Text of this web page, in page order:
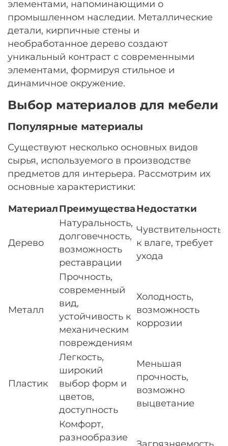
элементами, напоминающими о
промышленном наследии. Металлические
детали, кирпичные стены и
необработанное дерево создают
уникальный контраст с современными
элементами, формируя стильное и
динамичное окружение.
Выбор материалов для мебели
Популярные материалы
Существуют несколько основных видов
сырья, используемого в производстве
предметов для интерьера. Рассмотрим их
основные характеристики:
МатериалПреимуществаНедостатки
Дерево
Натуральность,
долговечность,
возможность
реставрации
Чувствительность
к влаге, требует
ухода
Металл
Прочность,
современный
вид,
устойчивость к
механическим
повреждениям
Холодность,
возможность
коррозии
Пластик
Легкость,
широкий
выбор форм и
цветов,
доступность
Меньшая
прочность,
возможно
выцветание
Комфорт,
разнообразие
Загрязняемость,